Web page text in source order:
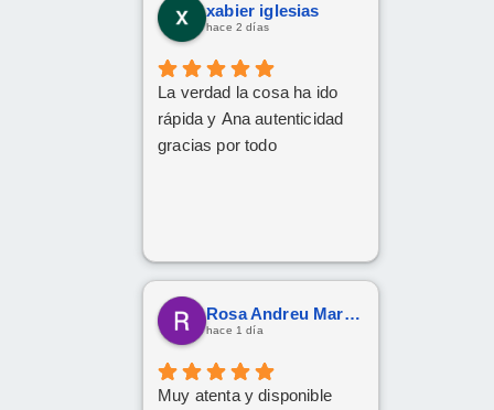
xabier iglesias
hace 2 días
La verdad la cosa ha ido
rápida y Ana autenticidad
gracias por todo
Rosa Andreu Martinez
hace 1 día
Muy atenta y disponible